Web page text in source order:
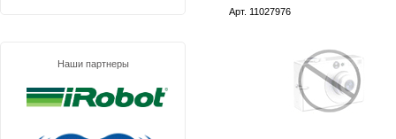
Арт. 11027976
Наши партнеры